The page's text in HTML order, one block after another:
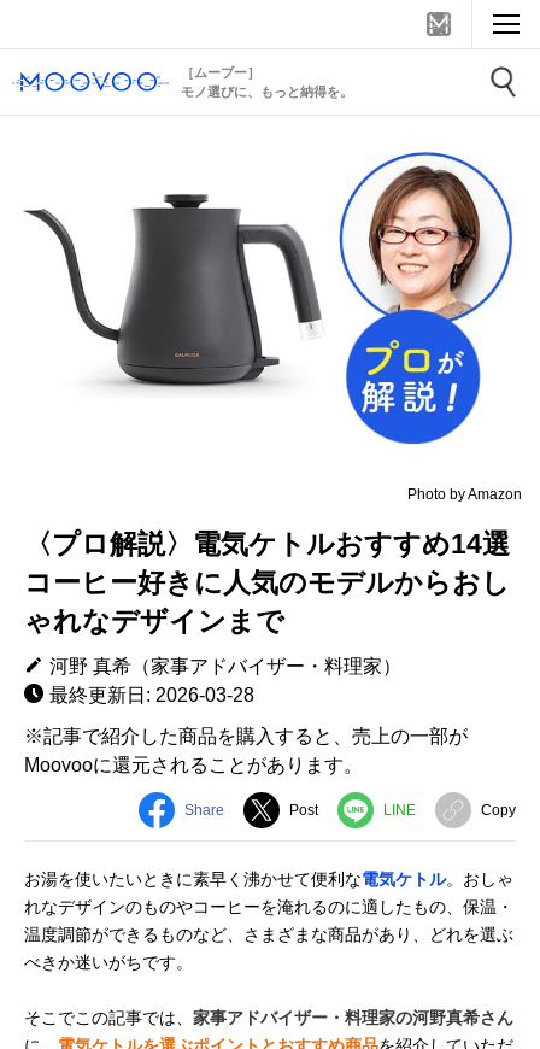
［ムーブー］
モノ選びに、もっと納得を。
Photo by Amazon
〈プロ解説〉電気ケトルおすすめ14選
コーヒー好きに人気のモデルからおし
ゃれなデザインまで
河野 真希（家事アドバイザー・料理家）
最終更新日: 2026-03-28
※記事で紹介した商品を購入すると、売上の一部が
Moovooに還元されることがあります。
Share Post LINE Copy
お湯を使いたいときに素早く沸かせて便利な電気ケトル。おしゃ
れなデザインのものやコーヒーを淹れるのに適したもの、保温・
温度調節ができるものなど、さまざまな商品があり、どれを選ぶ
べきか迷いがちです。
そこでこの記事では、 家事アドバイザー・料理家の河野真希さん
に、 電気ケトルを選ぶポイントとおすすめ商品を紹介していただ